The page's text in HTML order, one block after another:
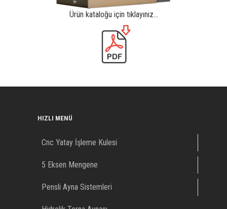
Ürün kataloğu için tıklayınız…
HIZLI MENÜ
Cnc Yatay İşleme Kulesi
5 Eksen Mengene
Pensli Ayna Sistemleri